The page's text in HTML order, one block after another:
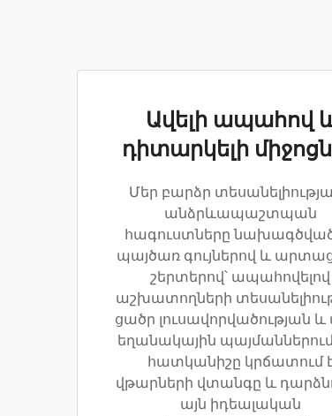
Ավելի ապահով
դիտարկելի
Մեր բարձր
անձրևապաշտպան
հագուստները
պայծառ գույներով և
շերտերով՝ ապահովելով
աշխատողների
ցածր լուսավորվածության
եղանակային
հատկանիշը կրճատում
վթարների վտանգը և
այն իդեալական